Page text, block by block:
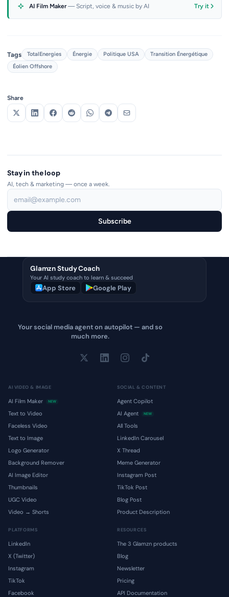
AI Film Maker— Script, voice & music by AI Try it
Tags TotalEnergies Énergie Politique USA
Transition Énergétique
Éolien Offshore
Share
Stay in the loop
AI, tech & marketing — once a week.
Subscribe
Glamzn Study Coach
Your AI study coach to learn & succeed
App Store Google Play
Your social media agent on autopilot — and so
much more.
AI VIDEO & IMAGE
AI Film Maker NEW
Text to Video
Faceless Video
Text to Image
Logo Generator
Background Remover
AI Image Editor
Thumbnails
UGC Video
Video → Shorts
SOCIAL & CONTENT
Agent Copilot
AI Agent
NEW
All Tools
LinkedIn Carousel
X Thread
Meme Generator
Instagram Post
TikTok Post
Blog Post
Product Description
PLATFORMS
LinkedIn
X (Twitter)
Instagram
TikTok
Facebook
RESOURCES
The 3 Glamzn products
Blog
Newsletter
Pricing
API Documentation